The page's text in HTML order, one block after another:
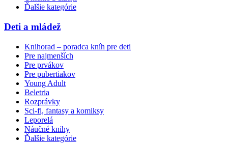
Ďalšie kategórie
Deti a mládež
Knihorad – poradca kníh pre deti
Pre najmenších
Pre prvákov
Pre pubertiakov
Young Adult
Beletria
Rozprávky
Sci-fi, fantasy a komiksy
Leporelá
Náučné knihy
Ďalšie kategórie